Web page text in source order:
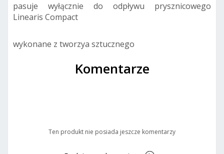
pasuje wyłącznie do odpływu prysznicowego
Linearis Compact
wykonane z tworzya sztucznego
Komentarze
Ten produkt nie posiada jeszcze komentarzy